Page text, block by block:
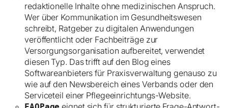
redaktionelle Inhalte ohne medizinischen Anspruch.
Wer über Kommunikation im Gesundheitswesen
schreibt, Ratgeber zu digitalen Anwendungen
veröffentlicht oder Fachbeiträge zur
Versorgungsorganisation aufbereitet, verwendet
diesen Typ. Das trifft auf den Blog eines
Softwareanbieters für Praxisverwaltung genauso zu
wie auf den Newsbereich eines Verbands oder den
Serviceteil einer Pflegeeinrichtungs-Website.